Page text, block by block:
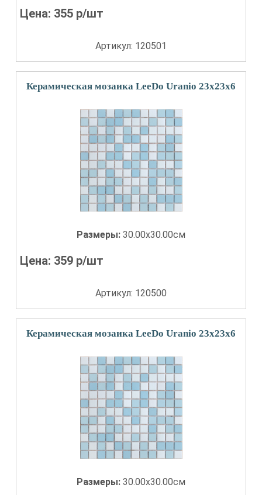
Цена: 355 р/шт
Артикул: 120501
Керамическая мозаика LeeDo Uranio 23x23x6
Размеры: 30.00x30.00см
Цена: 359 р/шт
Артикул: 120500
Керамическая мозаика LeeDo Uranio 23x23x6
Размеры: 30.00x30.00см